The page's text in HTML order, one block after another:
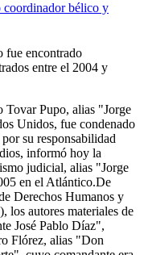
coordinador bélico y
fue encontrado
entre el 2004 y
Pupo, alias "Jorge
Unidos, fue condenado
su responsabilidad
informó hoy la
judicial, alias "Jorge
en el Atlántico.De
Derechos Humanos y
autores materiales de
José Pablo Díaz",
Flórez, alias "Don